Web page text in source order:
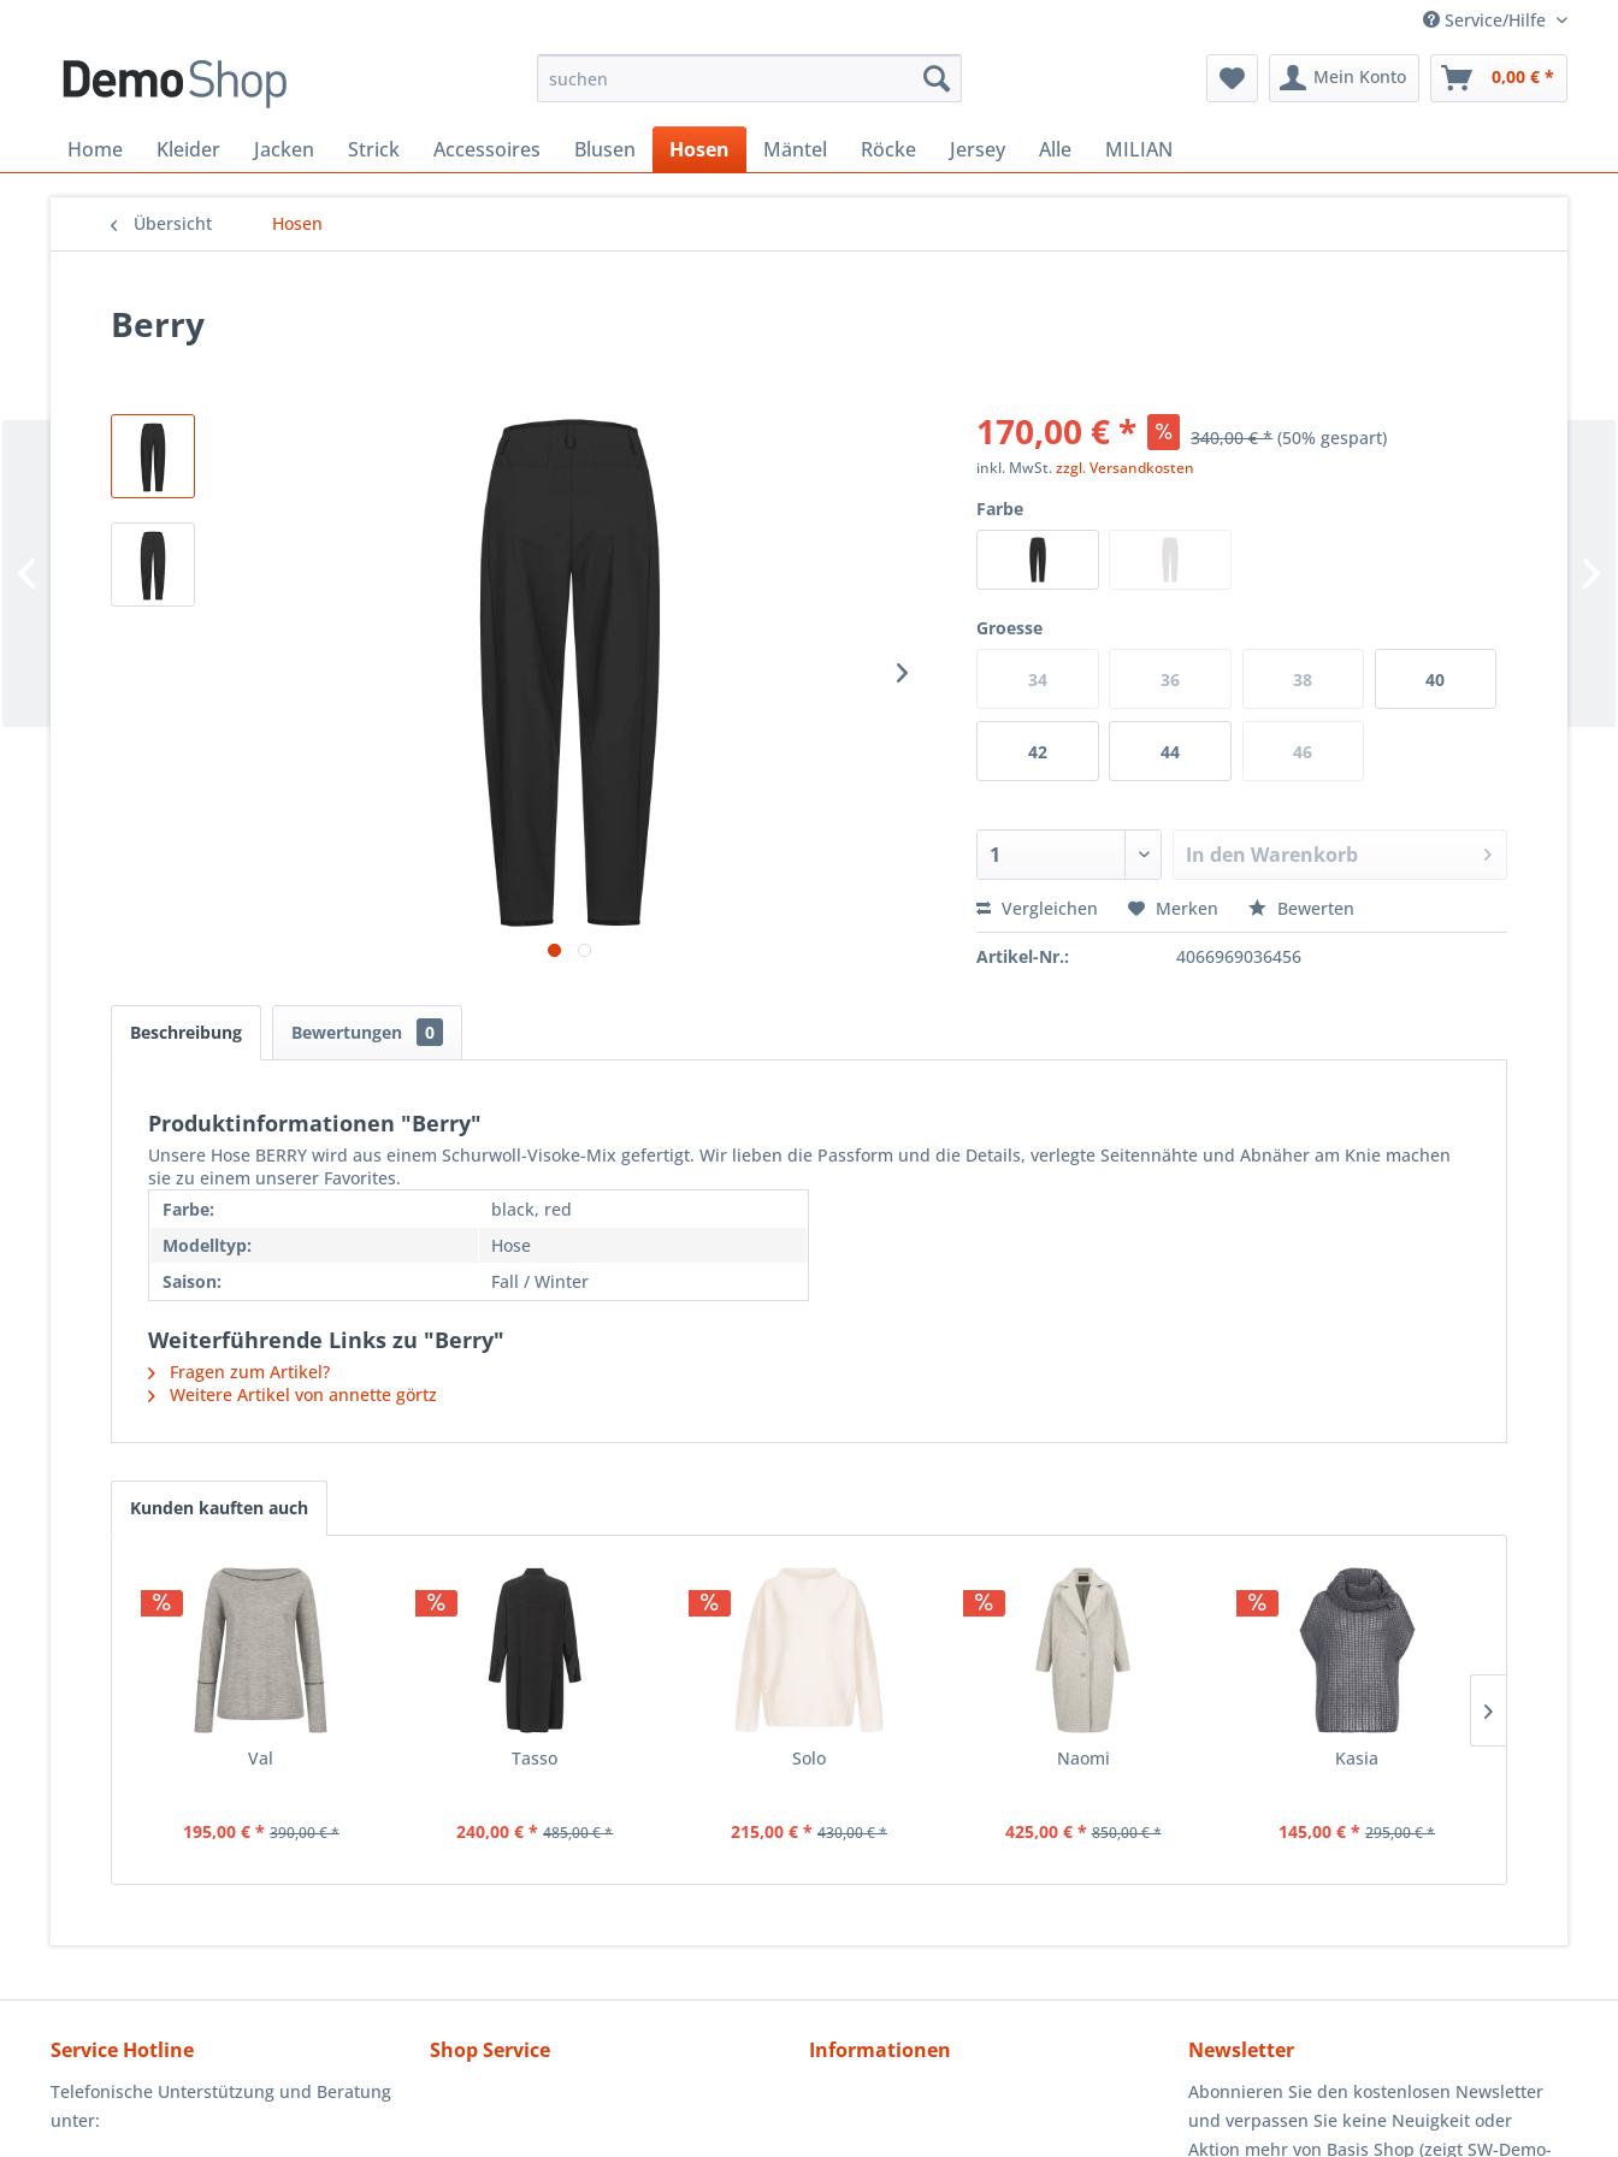
Service/Hilfe
Mein Konto 0,00 € *
Home Kleider Jacken Strick Accessoires Blusen Hosen Mäntel Röcke Jersey Alle MILIAN
Übersicht Hosen
Berry
170,00 € * 340,00 € * (50% gespart)
inkl. MwSt.zzgl. Versandkosten
Farbe
Groesse
34 36 38 40
42 44 46
In den Warenkorb
Vergleichen Merken Bewerten
Artikel-Nr.: 4066969036456
Beschreibung Bewertungen 0
Produktinformationen "Berry"
Unsere Hose BERRY wird aus einem Schurwoll-Visoke-Mix gefertigt. Wir lieben die Passform und die Details, verlegte Seitennähte und Abnäher am Knie machen
sie zu einem unserer Favorites.
Farbe:
black, red
Modelltyp:
Hose
Saison:
Fall / Winter
Weiterführende Links zu "Berry"
Fragen zum Artikel?
Weitere Artikel von annette görtz
Kunden kauften auch
Val
195,00 € * 390,00 € *
Tasso
240,00 € * 485,00 € *
Solo
215,00 € * 430,00 € *
Naomi
425,00 € * 850,00 € *
Kasia
145,00 € * 295,00 € *
Service Hotline
Telefonische Unterstützung und Beratung
unter:
Shop Service Informationen Newsletter
Abonnieren Sie den kostenlosen Newsletter
und verpassen Sie keine Neuigkeit oder
Aktion mehr von Basis Shop (zeigt SW-Demo-